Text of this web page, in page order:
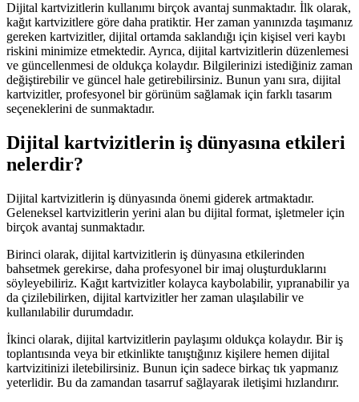
Dijital kartvizitlerin kullanımı birçok avantaj sunmaktadır. İlk olarak,
kağıt kartvizitlere göre daha pratiktir. Her zaman yanınızda taşımanız
gereken kartvizitler, dijital ortamda saklandığı için kişisel veri kaybı
riskini minimize etmektedir. Ayrıca, dijital kartvizitlerin düzenlemesi
ve güncellenmesi de oldukça kolaydır. Bilgilerinizi istediğiniz zaman
değiştirebilir ve güncel hale getirebilirsiniz. Bunun yanı sıra, dijital
kartvizitler, profesyonel bir görünüm sağlamak için farklı tasarım
seçeneklerini de sunmaktadır.
Dijital kartvizitlerin iş dünyasına etkileri
nelerdir?
Dijital kartvizitlerin iş dünyasında önemi giderek artmaktadır.
Geleneksel kartvizitlerin yerini alan bu dijital format, işletmeler için
birçok avantaj sunmaktadır.
Birinci olarak, dijital kartvizitlerin iş dünyasına etkilerinden
bahsetmek gerekirse, daha profesyonel bir imaj oluşturduklarını
söyleyebiliriz. Kağıt kartvizitler kolayca kaybolabilir, yıpranabilir ya
da çizilebilirken, dijital kartvizitler her zaman ulaşılabilir ve
kullanılabilir durumdadır.
İkinci olarak, dijital kartvizitlerin paylaşımı oldukça kolaydır. Bir iş
toplantısında veya bir etkinlikte tanıştığınız kişilere hemen dijital
kartvizitinizi iletebilirsiniz. Bunun için sadece birkaç tık yapmanız
yeterlidir. Bu da zamandan tasarruf sağlayarak iletişimi hızlandırır.